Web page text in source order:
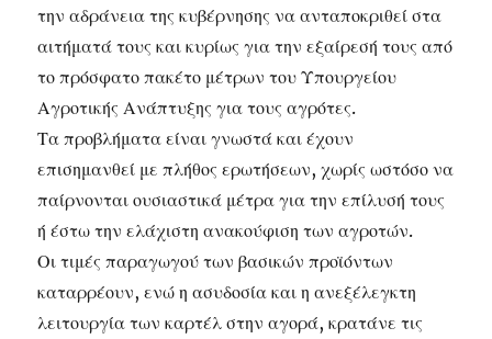
την αδράνεια της κυβέρνησης να ανταποκριθεί στα
αιτήματά τους και κυρίως για την εξαίρεσή τους από
το πρόσφατο πακέτο μέτρων του Υπουργείου
Αγροτικής Ανάπτυξης για τους αγρότες.
Τα προβλήματα είναι γνωστά και έχουν
επισημανθεί με πλήθος ερωτήσεων, χωρίς ωστόσο να
παίρνονται ουσιαστικά μέτρα για την επίλυσή τους
ή έστω την ελάχιστη ανακούφιση των αγροτών.
Οι τιμές παραγωγού των βασικών προϊόντων
καταρρέουν, ενώ η ασυδοσία και η ανεξέλεγκτη
λειτουργία των καρτέλ στην αγορά, κρατάνε τις